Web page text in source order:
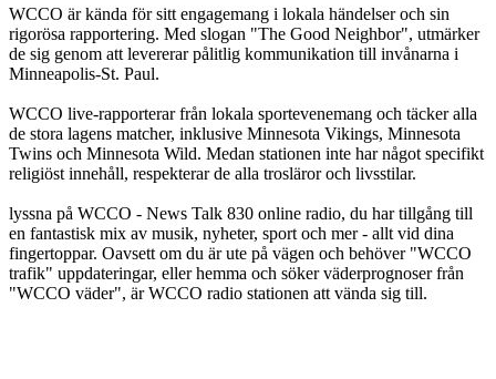
WCCO är kända för sitt engagemang i lokala händelser och sin
rigorösa rapportering. Med slogan "The Good Neighbor", utmärker
de sig genom att levererar pålitlig kommunikation till invånarna i
Minneapolis-St. Paul.
WCCO live-rapporterar från lokala sportevenemang och täcker alla
de stora lagens matcher, inklusive Minnesota Vikings, Minnesota
Twins och Minnesota Wild. Medan stationen inte har något specifikt
religiöst innehåll, respekterar de alla trosläror och livsstilar.
lyssna på WCCO - News Talk 830 online radio, du har tillgång till
en fantastisk mix av musik, nyheter, sport och mer - allt vid dina
fingertoppar. Oavsett om du är ute på vägen och behöver "WCCO
trafik" uppdateringar, eller hemma och söker väderprognoser från
"WCCO väder", är WCCO radio stationen att vända sig till.